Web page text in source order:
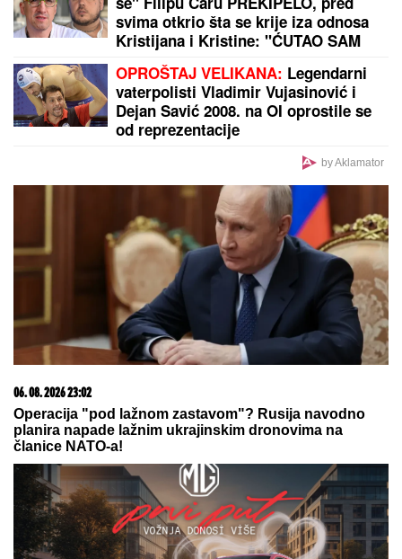
Šta se ovo dešava na srpskoj granici? Sablasna
scena na izlazu ka Crnoj Gori
by Aklamator
PREPORUKA ZA VAS
Ne možete ih prevariti! Ova 3 horoskopska znaka
vide sve što pokušavate da sakrijete, kao da čitaju
tuđe misli
"UZNEMIREN SAM, BRAT MI JE
OKRUŽEN POŽARIMA"Darko
Tanasijević očajan zbog loše
situacije u Deliblatskoj peščari: "SVI